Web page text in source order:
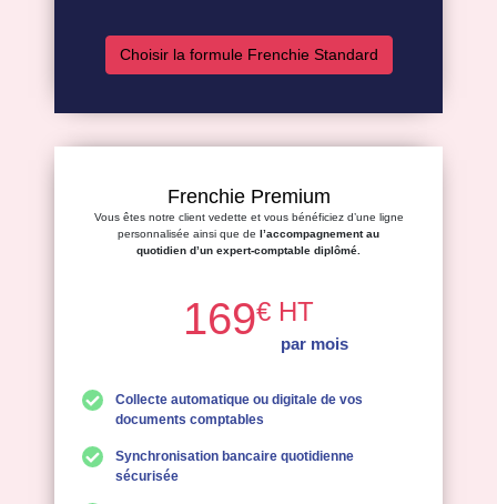
Choisir la formule Frenchie Standard
Frenchie Premium
Vous êtes notre client vedette et vous bénéficiez d’une ligne
personnalisée ainsi que de l’accompagnement au
quotidien d’un expert-comptable diplômé.
169€ HT
par mois
Collecte automatique ou digitale de vos
documents comptables
Synchronisation bancaire quotidienne
sécurisée